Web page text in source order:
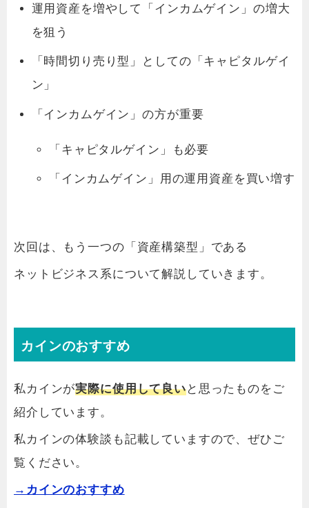
運用資産を増やして「インカムゲイン」の増大
を狙う
「時間切り売り型」としての「キャピタルゲイ
ン」
「インカムゲイン」の方が重要
「キャピタルゲイン」も必要
「インカムゲイン」用の運用資産を買い増す
次回は、もう一つの「資産構築型」である
ネットビジネス系について解説していきます。
カインのおすすめ
私カインが実際に使用して良いと思ったものをご
紹介しています。
私カインの体験談も記載していますので、ぜひご
覧ください。
→カインのおすすめ